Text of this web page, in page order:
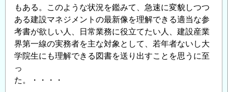
もある。このような状況を鑑みて、急速に変貌しつつ
ある建設マネジメントの最新像を理解できる適当な参
考書が欲しい人、日常業務に役立てたい人、建設産業
界第一線の実務者を主な対象として、若年者ないし大
学院生にも理解できる図書を送り出すことを思うに至
っ
た。・・・・